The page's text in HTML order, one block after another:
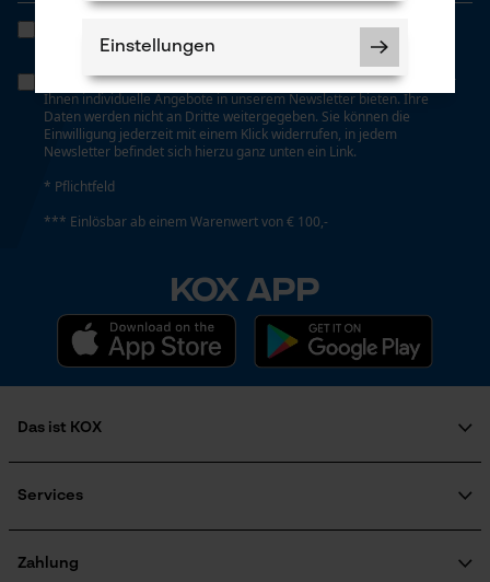
gelesen und bin
einverstanden. *
Wenn Sie dem personenbezogenen Tracking einwilligen, können wir
Ihnen individuelle Angebote in unserem Newsletter bieten. Ihre
Daten werden nicht an Dritte weitergegeben. Sie können die
Einwilligung jederzeit mit einem Klick widerrufen, in jedem
Newsletter befindet sich hierzu ganz unten ein Link.
* Pflichtfeld
*** Einlösbar ab einem Warenwert von € 100,-
KOX APP
Das ist KOX
Soziales Engagement
Newsletter-Anmeldung
Services
KOX Katalog
Zahlung
Einstellungen
Notwendige Cookies
Prüfung setzen von Cookies
Econda Tag Manager